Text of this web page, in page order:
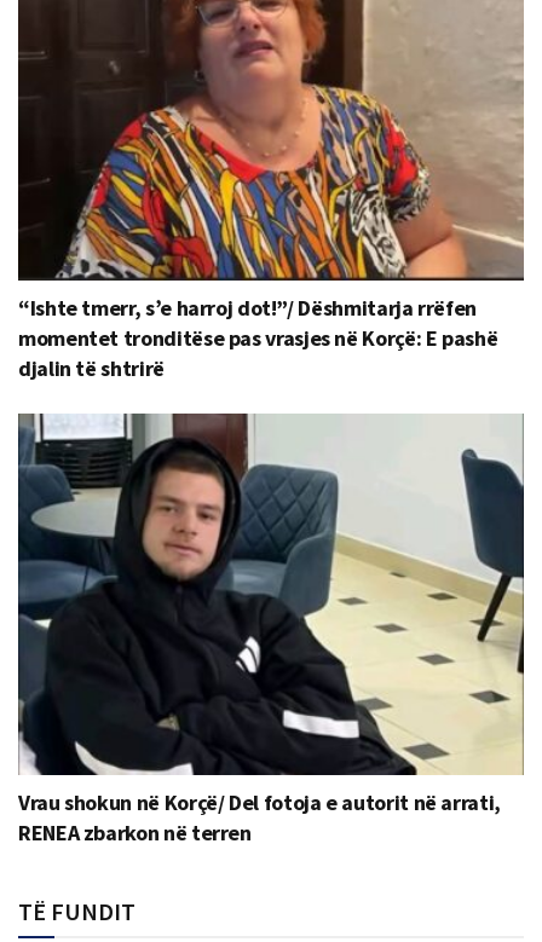
“Ishte tmerr, s’e harroj dot!”/ Dëshmitarja rrëfen
momentet tronditëse pas vrasjes në Korçë: E pashë
djalin të shtrirë
Vrau shokun në Korçë/ Del fotoja e autorit në arrati,
RENEA zbarkon në terren
TË FUNDIT